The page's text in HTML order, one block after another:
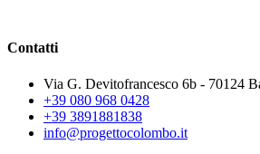
Contatti
Via G. Devitofrancesco 6b - 70124
+39 080 968 0428
+39 3891881838
info@progettocolombo.it